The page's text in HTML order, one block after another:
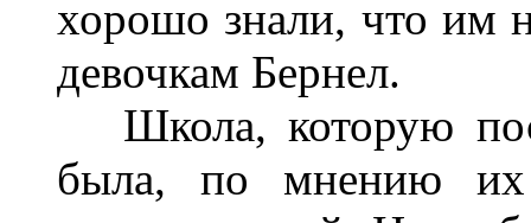
хорошо знали, что им
девочкам Бернел.
Школа, которую
была, по мнению их